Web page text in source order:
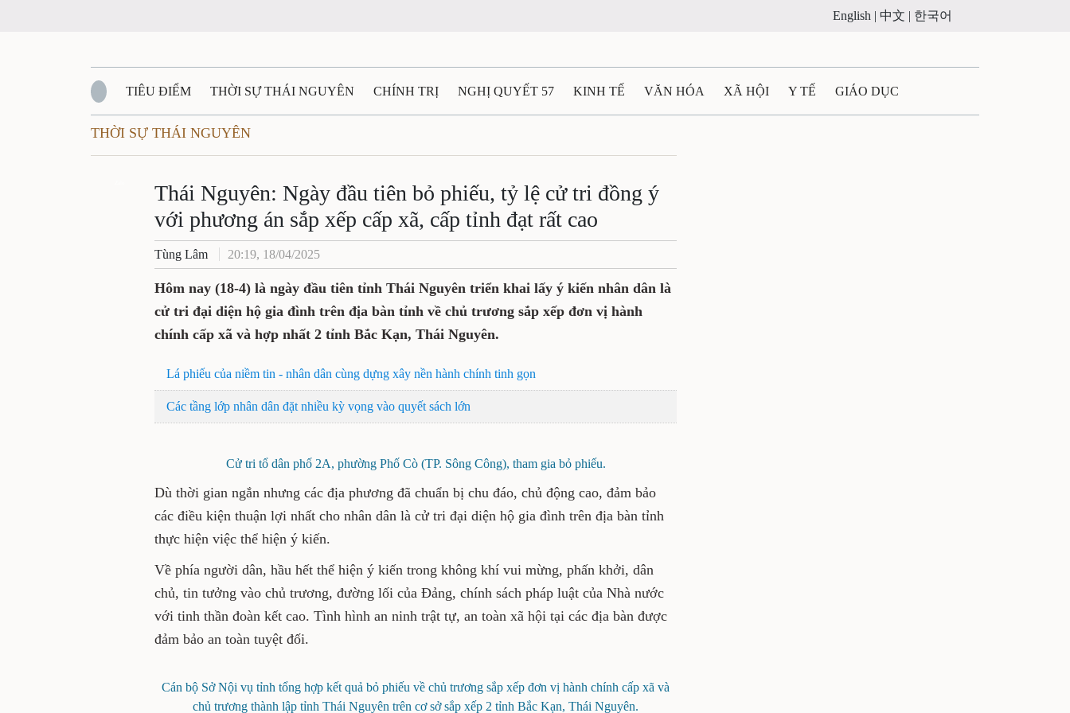
English | 中文 | 한국어
TIÊU ĐIỂM THỜI SỰ THÁI NGUYÊN CHÍNH TRỊ NGHỊ QUYẾT 57 KINH TẾ VĂN HÓA XÃ HỘI Y TẾ GIÁO DỤC
QUỐC PHÒNG - AN NINH
QUÊ HƯƠNG - ĐẤT NƯỚC QUỐC TẾ TÀI NGUYÊN - MÔI TRƯỜNG THỂ THAO THÔNG TIN - QUẢNG CÁO
VĂN BẢN, CHÍNH SÁCH MỚI VĂN NGHỆ THÁI NGUYÊN
THỜI SỰ THÁI NGUYÊN
Thái Nguyên: Ngày đầu tiên bỏ phiếu, tỷ lệ cử tri đồng ý
với phương án sắp xếp cấp xã, cấp tỉnh đạt rất cao
Tùng Lâm 20:19, 18/04/2025
Hôm nay (18-4) là ngày đầu tiên tỉnh Thái Nguyên triển khai lấy ý kiến nhân dân là
cử tri đại diện hộ gia đình trên địa bàn tỉnh về chủ trương sắp xếp đơn vị hành
chính cấp xã và hợp nhất 2 tỉnh Bắc Kạn, Thái Nguyên.
Lá phiếu của niềm tin - nhân dân cùng dựng xây nền hành chính tinh gọn
Các tầng lớp nhân dân đặt nhiều kỳ vọng vào quyết sách lớn
Cử tri tổ dân phố 2A, phường Phố Cò (TP. Sông Công), tham gia bỏ phiếu.
Dù thời gian ngắn nhưng các địa phương đã chuẩn bị chu đáo, chủ động cao, đảm bảo
các điều kiện thuận lợi nhất cho nhân dân là cử tri đại diện hộ gia đình trên địa bàn tỉnh
thực hiện việc thể hiện ý kiến.
Về phía người dân, hầu hết thể hiện ý kiến trong không khí vui mừng, phấn khởi, dân
chủ, tin tưởng vào chủ trương, đường lối của Đảng, chính sách pháp luật của Nhà nước
với tinh thần đoàn kết cao. Tình hình an ninh trật tự, an toàn xã hội tại các địa bàn được
đảm bảo an toàn tuyệt đối.
Cán bộ Sở Nội vụ tỉnh tổng hợp kết quả bỏ phiếu về chủ trương sắp xếp đơn vị hành chính cấp xã và
chủ trương thành lập tỉnh Thái Nguyên trên cơ sở sắp xếp 2 tỉnh Bắc Kạn, Thái Nguyên.